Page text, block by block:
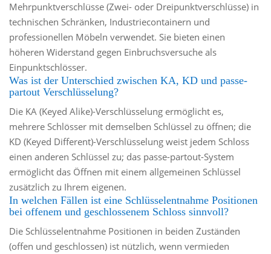
Mehrpunktverschlüsse (Zwei- oder Dreipunktverschlüsse) in
technischen Schränken, Industriecontainern und
professionellen Möbeln verwendet. Sie bieten einen
höheren Widerstand gegen Einbruchsversuche als
Einpunktschlösser.
Was ist der Unterschied zwischen KA, KD und passe-
partout Verschlüsselung?
Die KA (Keyed Alike)-Verschlüsselung ermöglicht es,
mehrere Schlösser mit demselben Schlüssel zu öffnen; die
KD (Keyed Different)-Verschlüsselung weist jedem Schloss
einen anderen Schlüssel zu; das passe-partout-System
ermöglicht das Öffnen mit einem allgemeinen Schlüssel
zusätzlich zu Ihrem eigenen.
In welchen Fällen ist eine Schlüsselentnahme Positionen
bei offenem und geschlossenem Schloss sinnvoll?
Die Schlüsselentnahme Positionen in beiden Zuständen
(offen und geschlossen) ist nützlich, wenn vermieden